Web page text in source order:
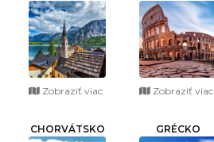
Zobraziť viac Zobraziť viac
CHORVÁTSKO GRÉCKO